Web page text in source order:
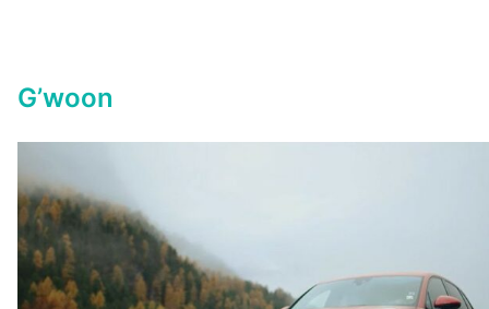
G’woon